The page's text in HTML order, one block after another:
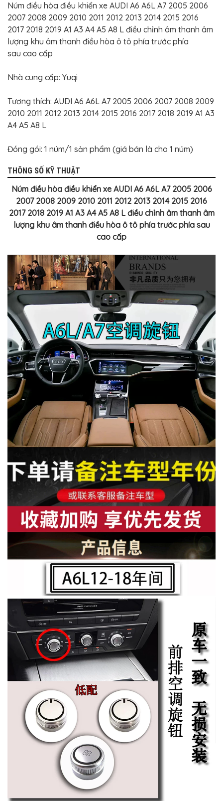
ĐỒ
CHƠI
XE
ĐẠP
ĐỒ
CÔNG
Núm điều hòa điều khiển xe AUDI A6 A6L A7 2005 2006
2007 2008 2009 2010 2011 2012 2013 2014 2015 2016
2017 2018 2019 A1 A3 A4 A5 A8 L điều chỉnh âm thanh âm
lượng khu âm thanh điều hòa ô tô phía trước phía
sau cao cấp
Nhà cung cấp: Yuqi
Tương thích: AUDI A6 A6L A7 2005 2006 2007 2008 2009
2010 2011 2012 2013 2014 2015 2016 2017 2018 2019 A1 A3
A4 A5 A8 L
Đóng gói: 1 núm/1 sản phẩm (giá bán là cho 1 núm)
THÔNG SỐ KỸ THUẬT
Núm điều hòa điều khiển xe AUDI A6 A6L A7 2005 2006
2007 2008 2009 2010 2011 2012 2013 2014 2015 2016
2017 2018 2019 A1 A3 A4 A5 A8 L điều chỉnh âm thanh âm
lượng khu âm thanh điều hòa ô tô phía trước phía sau
cao cấp